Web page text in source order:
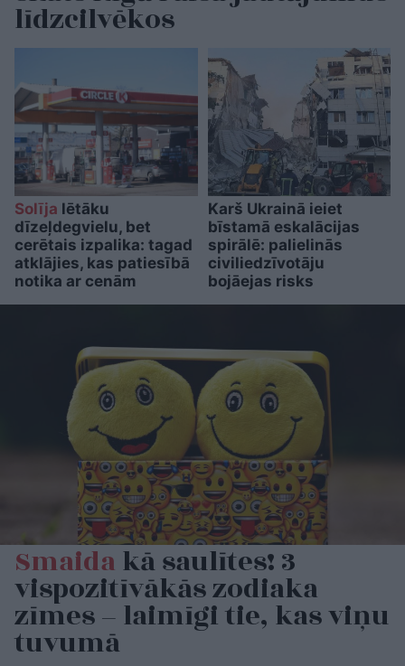
līdzcilvēkos
Solīja lētāku
dīzeļdegvielu, bet
cerētais izpalika: tagad
atklājies, kas patiesībā
notika ar cenām
Karš Ukrainā ieiet
bīstamā eskalācijas
spirālē: palielinās
civiliedzīvotāju
bojāejas risks
Smaidakā saulītes! 3
vispozitīvākās zodiaka
zīmes – laimīgi tie, kas viņu
tuvumā